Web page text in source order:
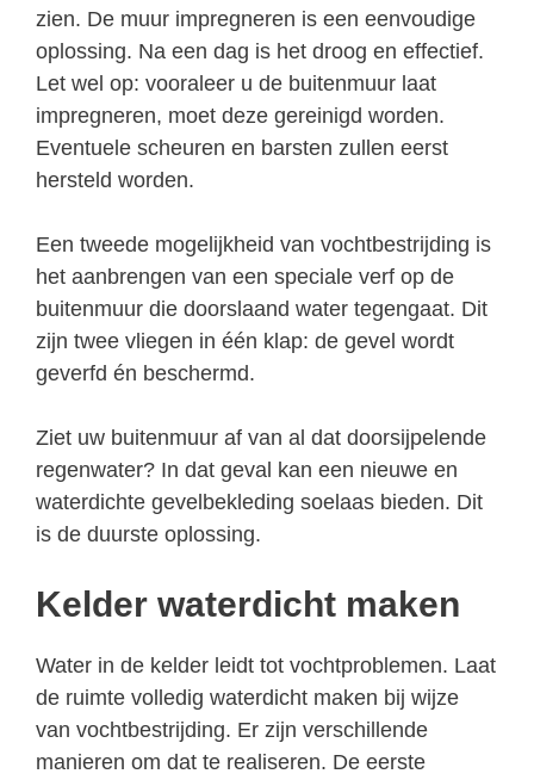
zien. De muur impregneren is een eenvoudige
oplossing. Na een dag is het droog en effectief.
Let wel op: vooraleer u de buitenmuur laat
impregneren, moet deze gereinigd worden.
Eventuele scheuren en barsten zullen eerst
hersteld worden.
Een tweede mogelijkheid van vochtbestrijding is
het aanbrengen van een speciale verf op de
buitenmuur die doorslaand water tegengaat. Dit
zijn twee vliegen in één klap: de gevel wordt
geverfd én beschermd.
Ziet uw buitenmuur af van al dat doorsijpelende
regenwater? In dat geval kan een nieuwe en
waterdichte gevelbekleding soelaas bieden. Dit
is de duurste oplossing.
Kelder waterdicht maken
Water in de kelder leidt tot vochtproblemen. Laat
de ruimte volledig waterdicht maken bij wijze
van vochtbestrijding. Er zijn verschillende
manieren om dat te realiseren. De eerste